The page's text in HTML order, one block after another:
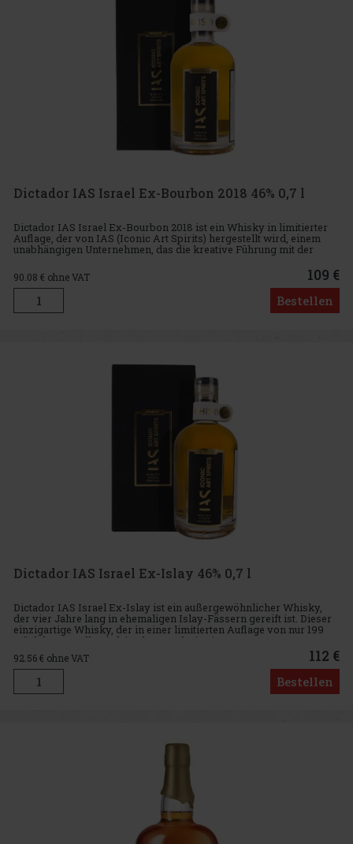
Dictador IAS Israel Ex-Bourbon 2018 46% 0,7 l
Dictador IAS Israel Ex-Bourbon 2018 ist ein Whisky in limitierter
Auflage, der von IAS (Iconic Art Spirits) hergestellt wird, einem
unabhängigen Unternehmen, das die kreative Führung mit der
renommierten Marke Dictador teilt. Dieser exklusive Whisk
90.08 € ohne VAT 109 €
Bestellen
Dictador IAS Israel Ex-Islay 46% 0,7 l
Dictador IAS Israel Ex-Islay ist ein außergewöhnlicher Whisky,
der vier Jahre lang in ehemaligen Islay-Fässern gereift ist. Dieser
einzigartige Whisky, der in einer limitierten Auflage von nur 199
Stück hergestellt wird, ist das Ergebnis einer Zusam
92.56€ ohne VAT 112 €
Bestellen